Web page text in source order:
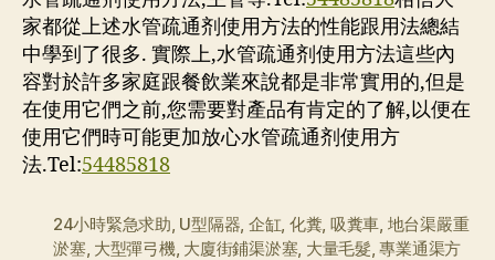
家都從上述水管疏通剂使用方法的性能跟用法總結
中學到了很多. 實際上,水管疏通剂使用方法這些內
容對於許多家庭跟餐飲業來說都是非常實用的,但是
在使用它們之前,您需要對產品有肯定的了解,以便在
使用它們時可能更加放心水管疏通剂使用方
法.Tel:54485818
24小時緊急求助 U型隔器 企缸 化糞 吸糞車 地台渠嚴重
淤塞, 大型彈弓機, 大廈街鋪渠淤塞, 大量毛髮 ,專業通渠方